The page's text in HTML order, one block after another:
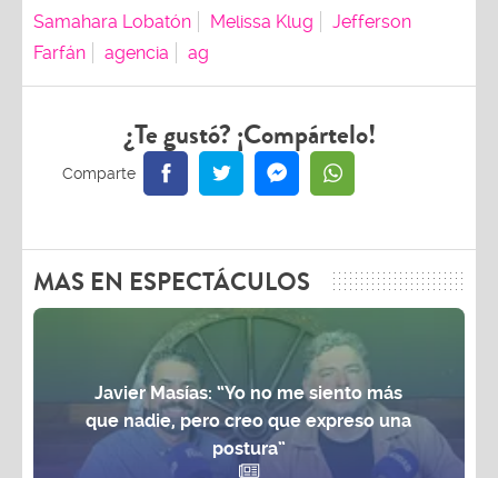
Samahara Lobatón Melissa Klug
Jefferson
Farfán
agencia ag
¿Te gustó? ¡Compártelo!
MAS EN ESPECTÁCULOS
Javier Masías: “Yo no me siento más
que nadie, pero creo que expreso una
postura”